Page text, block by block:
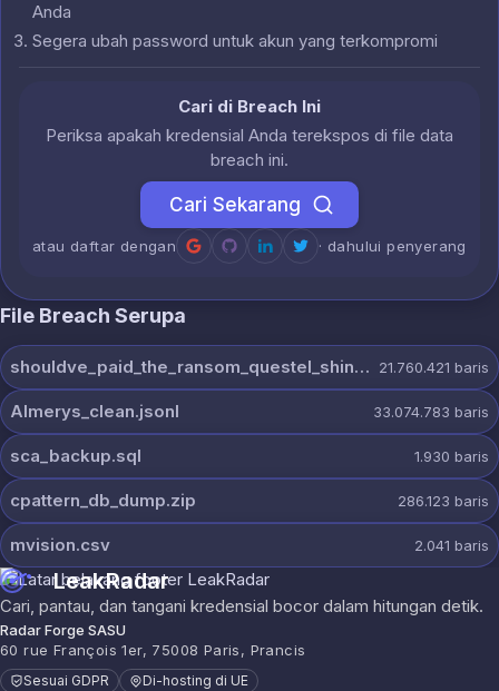
Anda
Segera ubah password untuk akun yang terkompromi
Cari di Breach Ini
Periksa apakah kredensial Anda terekspos di file data
breach ini.
Cari Sekarang
atau daftar dengan · dahului penyerang
File Breach Serupa
shouldve_paid_the_ransom_questel_shinyhunters.7z 21.760.421 baris
Almerys_clean.jsonl 33.074.783 baris
sca_backup.sql 1.930 baris
cpattern_db_dump.zip 286.123 baris
mvision.csv 2.041 baris
LeakRadar
Cari, pantau, dan tangani kredensial bocor dalam hitungan detik.
Radar Forge SASU
60 rue François 1er, 75008 Paris, Prancis
Sesuai GDPR Di-hosting di UE